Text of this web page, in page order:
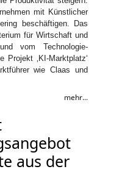
mit Künstlicher
beschäftigen. Das
für Wirtschaft und
vom Technologie-
Projekt ‚KI-Marktplatz‘
wie Claas und
mehr...
aus der